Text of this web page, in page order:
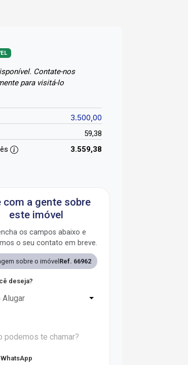
Contate-nos
para visitá-lo
3.500,00
59,38
3.559,38
com a gente sobre
este imóvel
os campos abaixo e
o seu contato em breve.
sobre o imóvel Ref. 66962
deseja?
Alugar